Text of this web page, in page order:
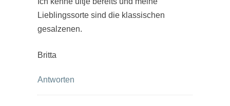
Lieblingssorte sind die klassischen
gesalzenen.
Britta
Antworten